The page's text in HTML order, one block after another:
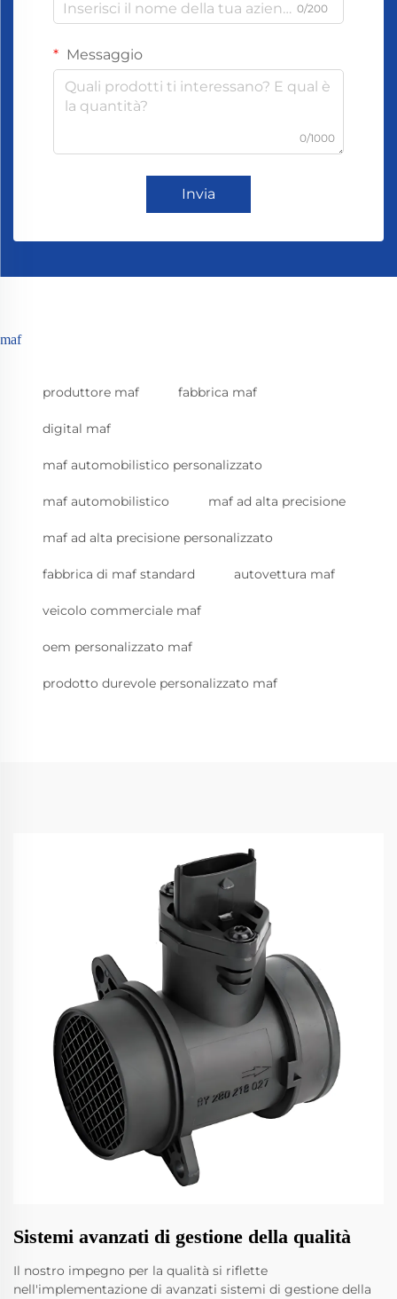
0/200
Messaggio
0/1000
Invia
maf
produttore maf fabbrica maf
digital maf
maf automobilistico personalizzato
maf automobilistico maf ad alta precisione
maf ad alta precisione personalizzato
fabbrica di maf standard autovettura maf
veicolo commerciale maf
oem personalizzato maf
prodotto durevole personalizzato maf
Sistemi avanzati di gestione della qualità
Il nostro impegno per la qualità si riflette
nell'implementazione di avanzati sistemi di gestione della